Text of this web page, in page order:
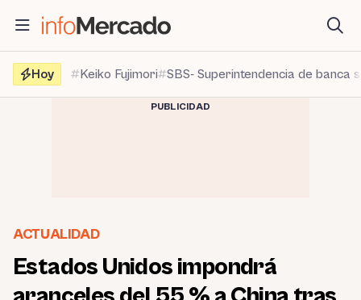
contenido
Hoy
Keiko Fujimori SBS- Superintendencia de banca
PUBLICIDAD
ACTUALIDAD
Estados Unidos impondrá